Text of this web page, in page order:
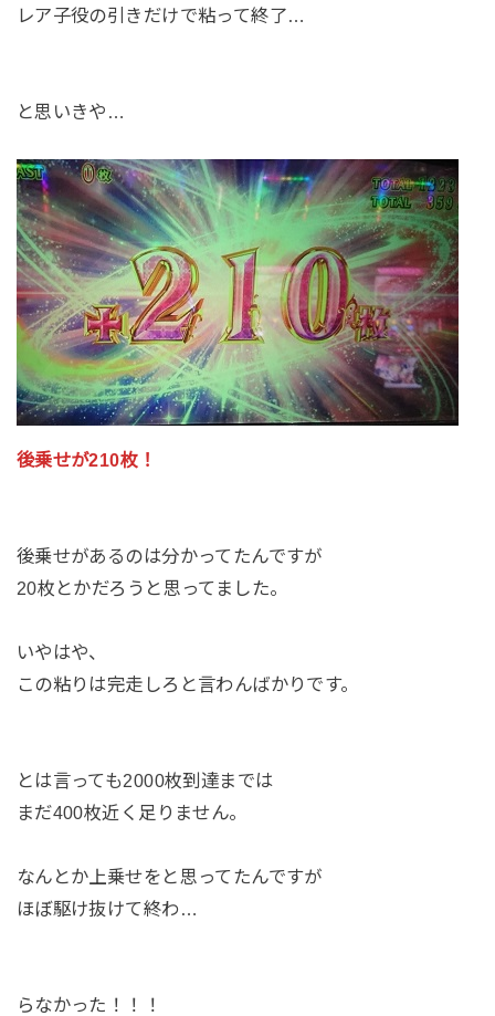
レア子役の引きだけで粘って終了…
と思いきや…
後乗せが210枚！
後乗せがあるのは分かってたんですが
20枚とかだろうと思ってました。
いやはや、
この粘りは完走しろと言わんばかりです。
とは言っても2000枚到達までは
まだ400枚近く足りません。
なんとか上乗せをと思ってたんですが
ほぼ駆け抜けて終わ…
らなかった！！！